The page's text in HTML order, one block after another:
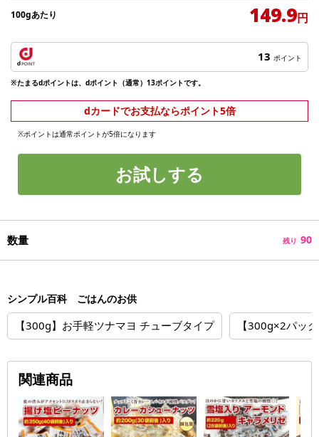
100gあたり 149.9円
13 ポイント
※たまるdポイントは、dポイント（通常）13ポイントです。
dカードでお支払ならポイント5倍
※ポイントは通常ポイントが5倍になります
お試しする
数量 残り 90
シンプル百科 ごはんのお供
【300g】お手軽ツナマヨ チューブタイプ 【300g×2パッ
関連商品